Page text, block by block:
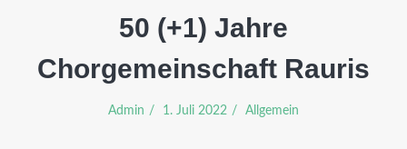
50 (+1) Jahre
Chorgemeinschaft Rauris
Admin 1. Juli 2022 Allgemein